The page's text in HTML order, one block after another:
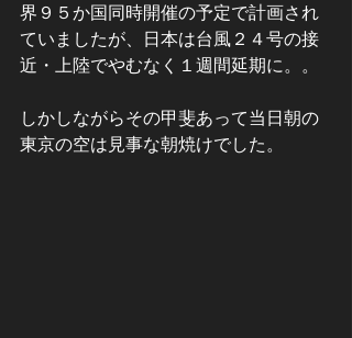
界９５か国同時開催の予定で計画され
ていましたが、日本は台風２４号の接
近・上陸でやむなく１週間延期に。。
しかしながらその甲斐あって当日朝の
東京の空は見事な朝焼けでした。